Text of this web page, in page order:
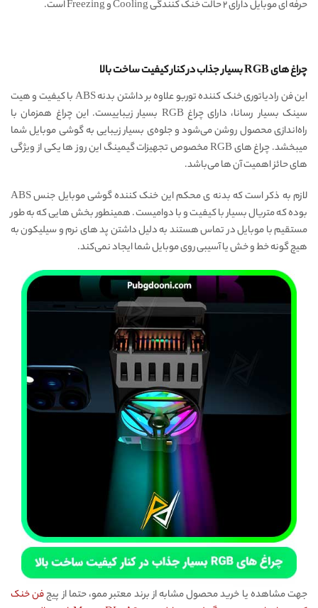
حرفه ای موبایل دارای ۲ حالت خنک کنندگی Cooling و Freezing است.
چراغ های RGB بسیار جذاب در کنار کیفیت ساخت بالا
این فن رادیاتوری خنک کننده توربو علاوه بر داشتن بدنه ABS با کیفیت و هیت
سینک بسیار رسانا، دارای چراغ RGB بسیار زیباییست. این چراغ همزمان با
راه‌اندازی محصول روشن می‌شود و جلوه‌ی بسیار زیبایی به گوشی موبایل شما
میبخشد. چراغ های RGB مخصوص تجهیزات گیمینگ این روز ها یکی از ویژگی
های حائز اهمیت آن ها می‌باشد.
لازم به ذکر است که بدنه ی محکم این خنک کننده گوشی موبایل جنس ABS
بوده که متریال بسیار با کیفیت و با دوامیست. همینطور بخش هایی که به طور
مستقیم با موبایل در تماس هستند به دلیل داشتن پد های نرم و سیلیکون به
هیچ گونه خط و خش یا آسیبی روی موبایل شما ایجاد نمی‌کند.
جهت مشاهده یا خرید محصول مشابه از برند معتبر ممو، حتما از پیجفن خنک